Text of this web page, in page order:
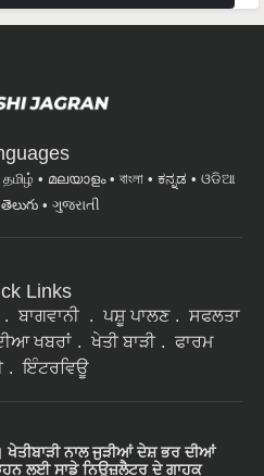
தமிழ் മലയാളം বাংলা ಕನ್ನಡ
ଓଡିଆ
తెలుగు ગુજરાતી
Links
ਬਾਗਵਾਨੀ ਪਸ਼ੂ ਪਾਲਣ
ਸਫਲਤਾ
ਖਬਰਾਂ ਖੇਤੀ ਬਾੜੀ
ਫਾਰਮ
ਇੰਟਰਵਿਊ
ਨਾਲ ਜੁੜੀਆਂ ਦੇਸ਼ ਭਰ ਦੀਆਂ
ਲਈ ਸਾਡੇ ਨਿਉਜ਼ਲੈਟਰ ਦੇ ਗਾਹਕ